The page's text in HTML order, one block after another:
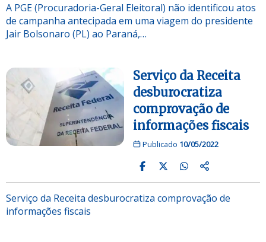
A PGE (Procuradoria-Geral Eleitoral) não identificou atos
de campanha antecipada em uma viagem do presidente
Jair Bolsonaro (PL) ao Paraná,…
Serviço da Receita
desburocratiza
comprovação de
informações fiscais
Publicado 10/05/2022
Serviço da Receita desburocratiza comprovação de
informações fiscais